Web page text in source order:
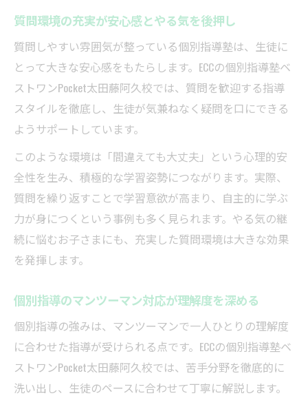
質問環境の充実が安心感とやる気を後押し
質問しやすい雰囲気が整っている個別指導塾は、生徒に
とって大きな安心感をもたらします。ECCの個別指導塾ベ
ストワンPocket太田藤阿久校では、質問を歓迎する指導
スタイルを徹底し、生徒が気兼ねなく疑問を口にできる
ようサポートしています。
このような環境は「間違えても大丈夫」という心理的安
全性を生み、積極的な学習姿勢につながります。実際、
質問を繰り返すことで学習意欲が高まり、自主的に学ぶ
力が身につくという事例も多く見られます。やる気の継
続に悩むお子さまにも、充実した質問環境は大きな効果
を発揮します。
個別指導のマンツーマン対応が理解度を深める
個別指導の強みは、マンツーマンで一人ひとりの理解度
に合わせた指導が受けられる点です。ECCの個別指導塾ベ
ストワンPocket太田藤阿久校では、苦手分野を徹底的に
洗い出し、生徒のペースに合わせて丁寧に解説します。